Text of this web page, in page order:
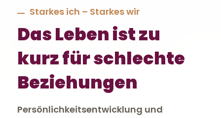
Starkes ich – Starkes wir
Das Leben ist zu
kurzfür schlechte
Beziehungen
Persönlichkeitsentwicklung und